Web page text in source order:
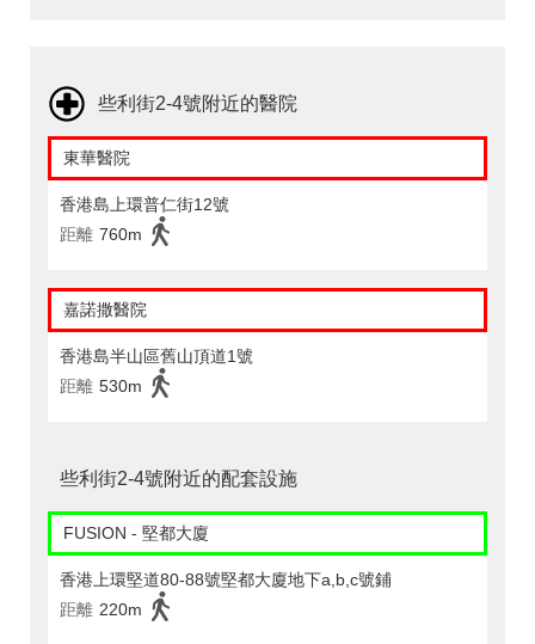
些利街2-4號附近的醫院
東華醫院
香港島上環普仁街12號
距離 760m
嘉諾撒醫院
香港島半山區舊山頂道1號
距離 530m
些利街2-4號附近的配套設施
FUSION - 堅都大廈
香港上環堅道80-88號堅都大廈地下a,b,c號鋪
距離 220m